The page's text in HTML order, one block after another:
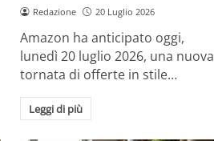
Redazione 20 Luglio 2026
Amazon ha anticipato oggi,
lunedì 20 luglio 2026, una nuova
tornata di offerte in stile…
Leggi di più